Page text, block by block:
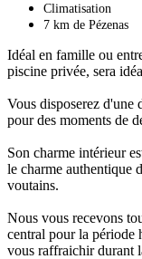
Climatisation
7 km de Pézenas
Idéal en famille ou
piscine privée, sera
Vous disposerez d'une
pour des moments de
Son charme intérieur
le charme authentique
voutains.
Nous vous recevons
central pour la période
vous raffraichir durant